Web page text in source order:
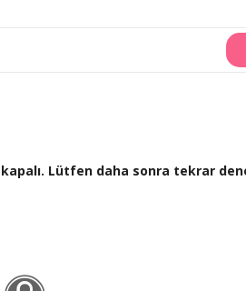
Lütfen daha sonra tekrar